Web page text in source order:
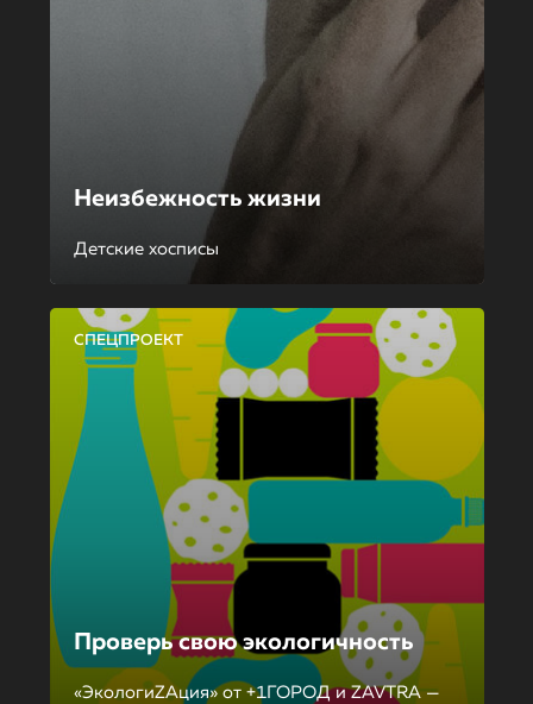
Неизбежность жизни
Детские хосписы
СПЕЦПРОЕКТ
Проверь свою экологичность
«ЭкологиZAция» от +1ГОРОД и ZAVTRA —